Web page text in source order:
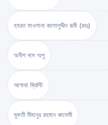
হযরত মাওলানা জালালুদ্দীন রূমী (রহঃ)
অনীশ দাস অপু
আগাথা ক্রিস্টি
মুফতী মীযানুর রহমান কাসেমী